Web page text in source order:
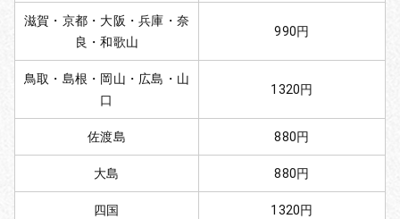
滋賀・京都・大阪・兵庫・奈
良・和歌山
990円
鳥取・島根・岡山・広島・山
口
1320円
佐渡島 880円
大島 880円
四国 1320円